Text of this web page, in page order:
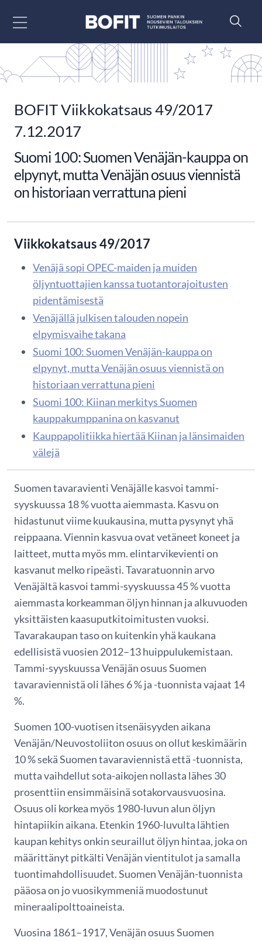
BOFIT Viikkokatsaus 49/2017
7.12.2017
Suomi 100: Suomen Venäjän-kauppa on
elpynyt, mutta Venäjän osuus viennistä
on historiaan verrattuna pieni
Viikkokatsaus 49/2017
Venäjä sopi OPEC-maiden ja muiden
öljyntuottajien kanssa tuotantorajoitusten
pidentämisestä
Venäjällä julkisen talouden nopein
elpymisvaihe takana
Suomi 100: Suomen Venäjän-kauppa on
elpynyt, mutta Venäjän osuus viennistä on
historiaan verrattuna pieni
Suomi 100: Kiinan merkitys Suomen
kauppakumppanina on kasvanut
Kauppapolitiikka hiertää Kiinan ja länsimaiden
välejä
Suomen tavaravienti Venäjälle kasvoi tammi-
syyskuussa 18 % vuotta aiemmasta. Kasvu on
hidastunut viime kuukausina, mutta pysynyt yhä
reippaana. Viennin kasvua ovat vetäneet koneet ja
laitteet, mutta myös mm. elintarvikevienti on
kasvanut melko ripeästi. Tavaratuonnin arvo
Venäjältä kasvoi tammi-syyskuussa 45 % vuotta
aiemmasta korkeamman öljyn hinnan ja alkuvuoden
yksittäisten kaasuputkitoimitusten vuoksi.
Tavarakaupan taso on kuitenkin yhä kaukana
edellisistä vuosien 2012–13 huippulukemistaan.
Tammi-syyskuussa Venäjän osuus Suomen
tavaraviennistä oli lähes 6 % ja -tuonnista vajaat 14
%.
Suomen 100-vuotisen itsenäisyyden aikana
Venäjän/Neuvostoliiton osuus on ollut keskimäärin
10 % sekä Suomen tavaraviennistä että -tuonnista,
mutta vaihdellut sota-aikojen nollasta lähes 30
prosenttiin ensimmäisinä sotakorvausvuosina.
Osuus oli korkea myös 1980-luvun alun öljyn
hintapiikin aikana. Etenkin 1960-luvulta lähtien
kaupan kehitys onkin seuraillut öljyn hintaa, joka on
määrittänyt pitkälti Venäjän vientitulot ja samalla
tuontimahdollisuudet. Suomen Venäjän-tuonnista
pääosa on jo vuosikymmeniä muodostunut
mineraalipolttoaineista.
Vuosina 1861–1917, Venäjän osuus Suomen